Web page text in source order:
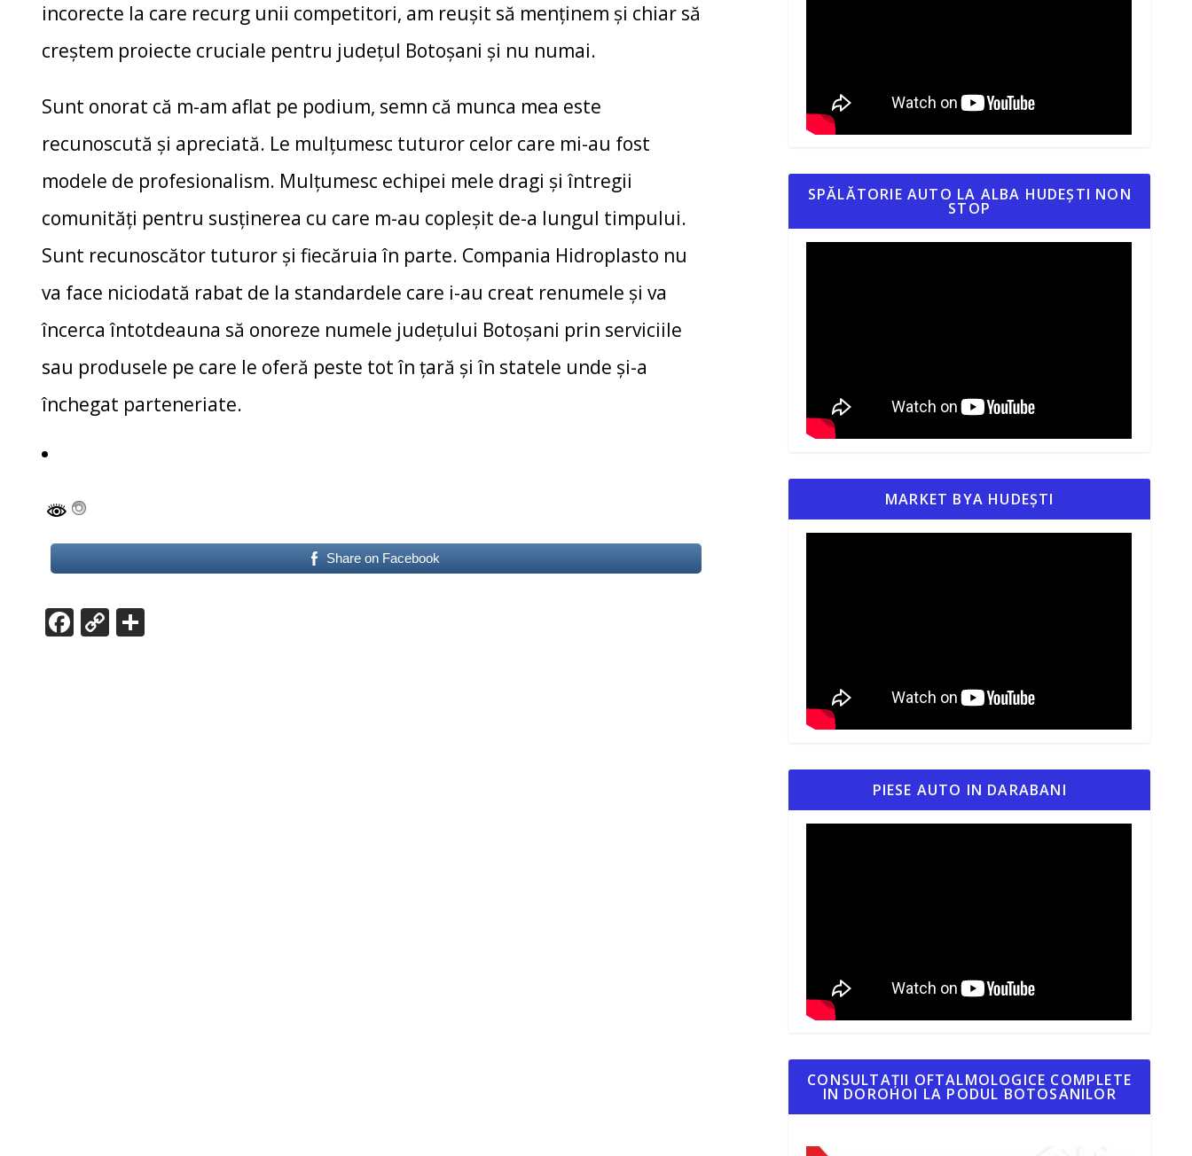
incorecte la care recurg unii competitori, am reușit să menținem și chiar să
creștem proiecte cruciale pentru județul Botoșani și nu numai.
Sunt onorat că m-am aflat pe podium, semn că munca mea este
recunoscută și apreciată. Le mulțumesc tuturor celor care mi-au fost
modele de profesionalism. Mulțumesc echipei mele dragi și întregii
comunități pentru susținerea cu care m-au copleșit de-a lungul timpului.
Sunt recunoscător tuturor și fiecăruia în parte. Compania Hidroplasto nu
va face niciodată rabat de la standardele care i-au creat renumele și va
încerca întotdeauna să onoreze numele județului Botoșani prin serviciile
sau produsele pe care le oferă peste tot în țară și în statele unde și-a
închegat parteneriate.
Share on Facebook
F C
SPĂLĂTORIE AUTO LA ALBA HUDEȘTI NON
STOP
MARKET BYA HUDEȘTI
PIESE AUTO IN DARABANI
CONSULTAȚII OFTALMOLOGICE COMPLETE
IN DOROHOI LA PODUL BOTOSANILOR